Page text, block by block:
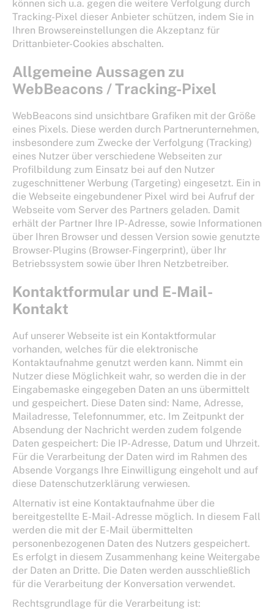
können sich u.a. gegen die weitere Verfolgung durch
Tracking-Pixel dieser Anbieter schützen, indem Sie in
Ihren Browsereinstellungen die Akzeptanz für
Drittanbieter-Cookies abschalten.
Allgemeine Aussagen zu
WebBeacons / Tracking-Pixel
WebBeacons sind unsichtbare Grafiken mit der Größe
eines Pixels. Diese werden durch Partnerunternehmen,
insbesondere zum Zwecke der Verfolgung (Tracking)
eines Nutzer über verschiedene Webseiten zur
Profilbildung zum Einsatz bei auf den Nutzer
zugeschnittener Werbung (Targeting) eingesetzt. Ein in
die Webseite eingebundener Pixel wird bei Aufruf der
Webseite vom Server des Partners geladen. Damit
erhält der Partner Ihre IP-Adresse, sowie Informationen
über Ihren Browser und dessen Version sowie genutzte
Browser-Plugins (Browser-Fingerprint), über Ihr
Betriebssystem sowie über Ihren Netzbetreiber.
Kontaktformular und E-Mail-
Kontakt
Auf unserer Webseite ist ein Kontaktformular
vorhanden, welches für die elektronische
Kontaktaufnahme genutzt werden kann. Nimmt ein
Nutzer diese Möglichkeit wahr, so werden die in der
Eingabemaske eingegeben Daten an uns übermittelt
und gespeichert. Diese Daten sind: Name, Adresse,
Mailadresse, Telefonnummer, etc. Im Zeitpunkt der
Absendung der Nachricht werden zudem folgende
Daten gespeichert: Die IP-Adresse, Datum und Uhrzeit.
Für die Verarbeitung der Daten wird im Rahmen des
Absende Vorgangs Ihre Einwilligung eingeholt und auf
diese Datenschutzerklärung verwiesen.
Alternativ ist eine Kontaktaufnahme über die
bereitgestellte E-Mail-Adresse möglich. In diesem Fall
werden die mit der E-Mail übermittelten
personenbezogenen Daten des Nutzers gespeichert.
Es erfolgt in diesem Zusammenhang keine Weitergabe
der Daten an Dritte. Die Daten werden ausschließlich
für die Verarbeitung der Konversation verwendet.
Rechtsgrundlage für die Verarbeitung ist: